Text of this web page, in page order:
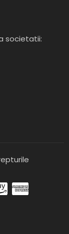
societatii: